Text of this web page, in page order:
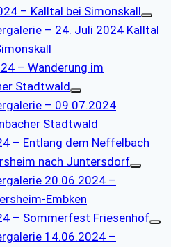
– Kalltal bei Simonskall
– 24. Juli 2024 Kalltal
– Wanderung im
Stadtwald
– 09.07.2024
Stadtwald
– Entlang dem Neffelbach
nach Juntersdorf
20.06.2024 –
Embken
– Sommerfest Friesenhof
14.06.2024 –